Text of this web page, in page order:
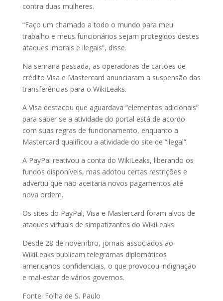
contra duas mulheres.
“Faço um chamado a todo o mundo para meu
trabalho e meus funcionários sejam protegidos destes
ataques imorais e ilegais”, disse.
Na semana passada, as operadoras de cartões de
crédito Visa e Mastercard anunciaram a suspensão das
transferências para o WikiLeaks.
A Visa destacou que aguardava “elementos adicionais”
para saber se a atividade do portal está de acordo
com suas regras de funcionamento, enquanto a
Mastercard qualificou a atividade do site de “ilegal”.
A PayPal reativou a conta do WikiLeaks, liberando os
fundos disponíveis, mas adotou certas restrições e
advertiu que não aceitaria novos pagamentos até
nova ordem.
Os sites do PayPal, Visa e Mastercard foram alvos de
ataques virtuais de simpatizantes do WikiLeaks.
Desde 28 de novembro, jornais associados ao
WikiLeaks publicam telegramas diplomáticos
americanos confidenciais, o que provocou indignação
e mal-estar de vários governos.
Fonte: Folha de S. Paulo